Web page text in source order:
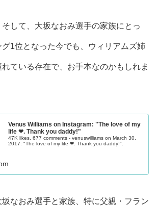
して、大坂なおみ選手の家族にとっ
1位となった今でも、ウィリアムズ姉
ている存在で、お手本なのかもしれま
Venus Williams on Instagram: "The love of my
life ❤. Thank you daddy!"
47K likes, 677 comments - venuswilliams on March 30,
2017: "The love of my life ❤. Thank you daddy!".
なおみ選手と家族、特に父親・フラン